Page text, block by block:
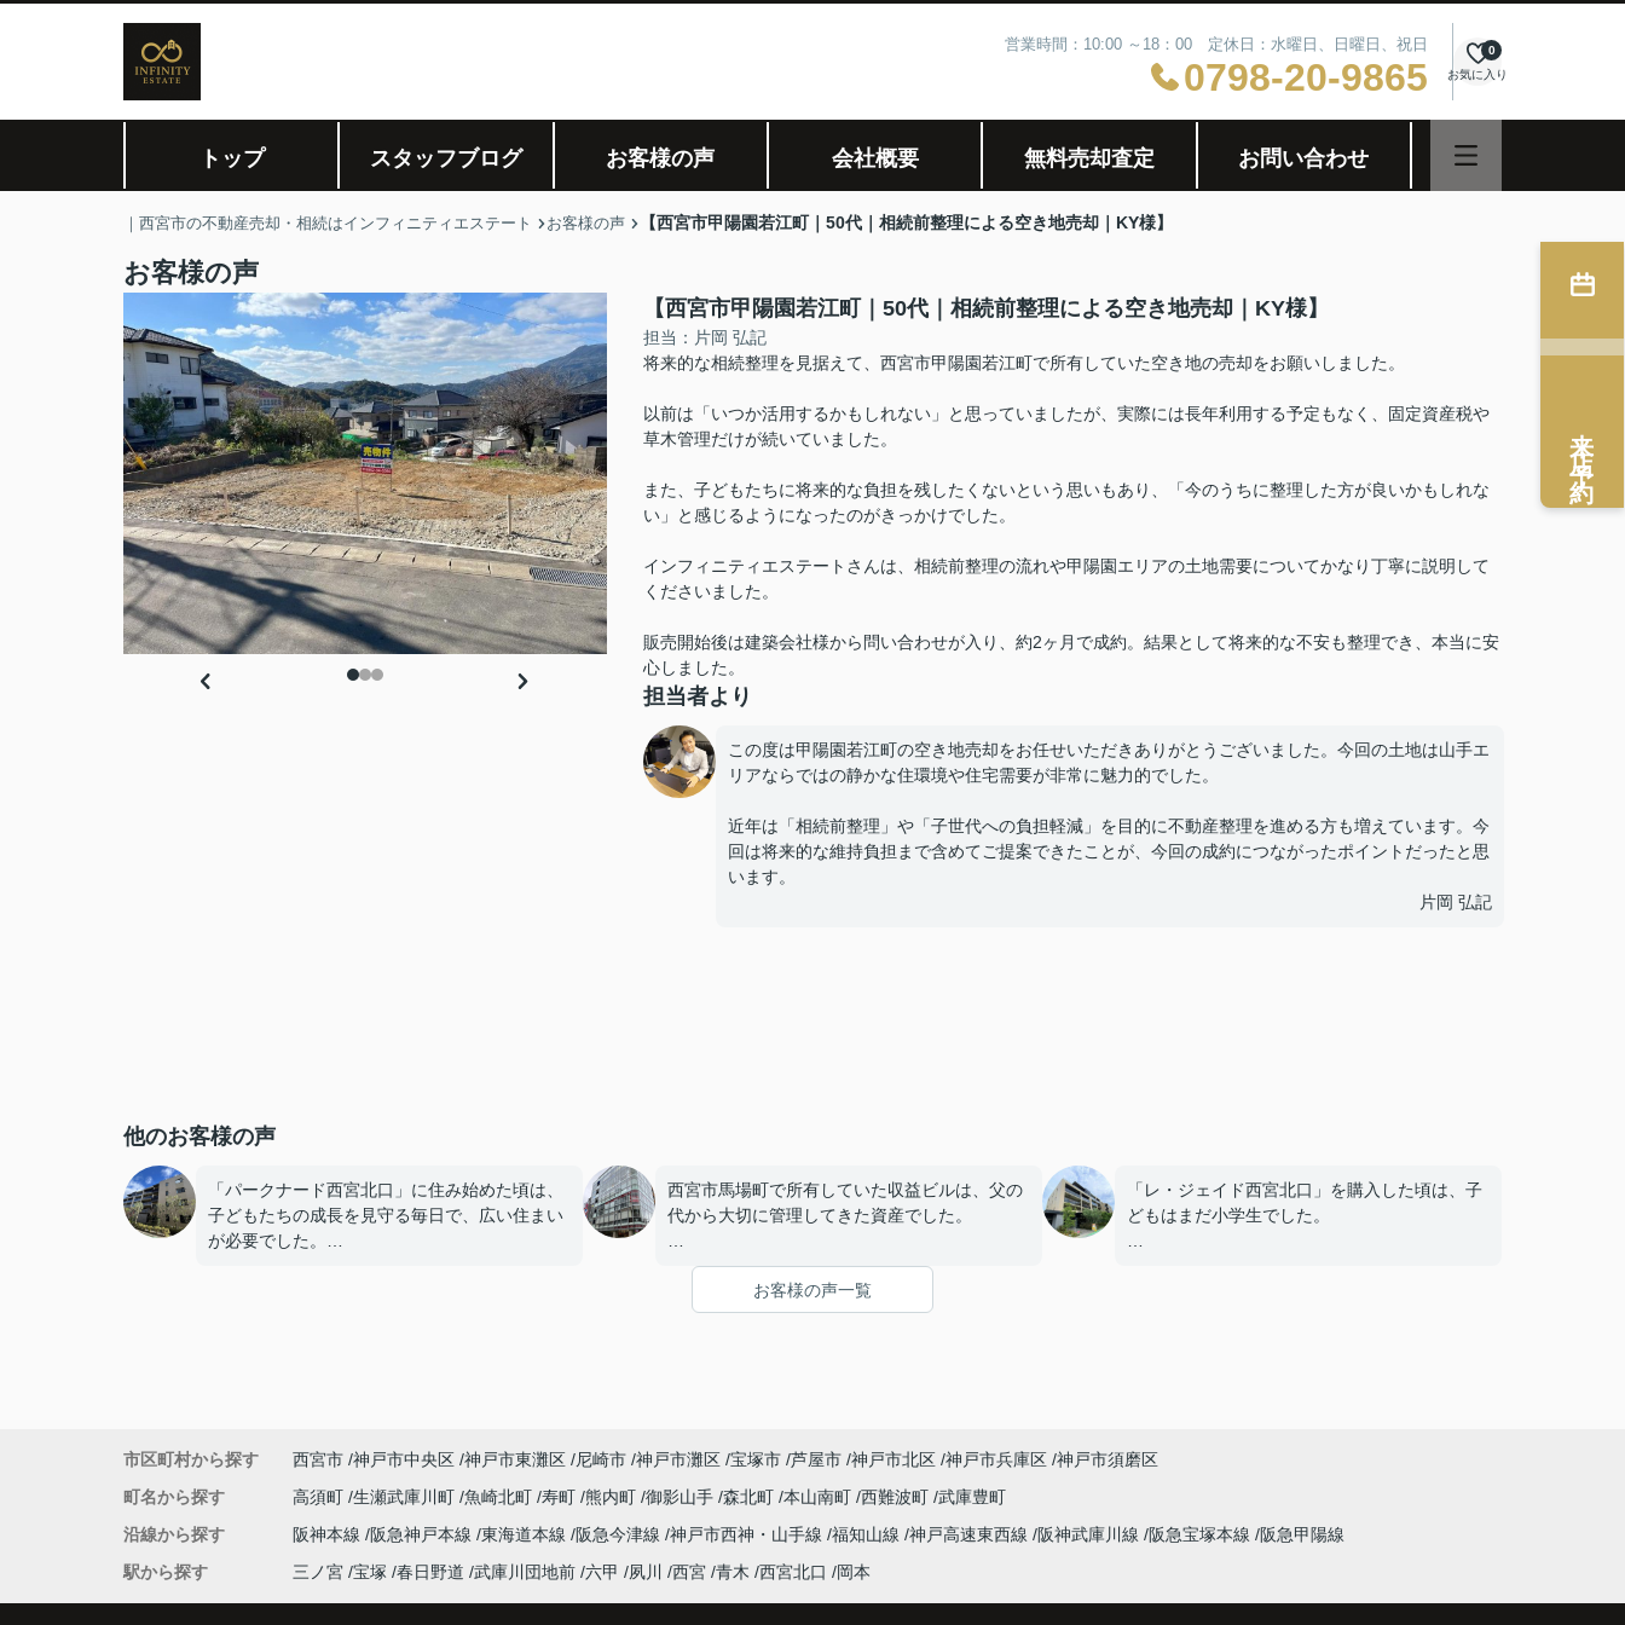
営業時間：10:00 ～18：00 定休日：水曜日、日曜日、祝日
0798-20-9865 お気に入り
0
トップ スタッフブログ お客様の声 会社概要 無料売却査定 お問い合わせ
｜西宮市の不動産売却・相続はインフィニティエステート お客様の声 【西宮市甲陽園若江町｜50代｜相続前整理による空き地売却｜KY様】
お客様の声
【西宮市甲陽園若江町｜50代｜相続前整理による空き地売却｜KY様】
担当：片岡 弘記
将来的な相続整理を見据えて、西宮市甲陽園若江町で所有していた空き地の売却をお願いしました。
以前は「いつか活用するかもしれない」と思っていましたが、実際には長年利用する予定もなく、固定資産税や
草木管理だけが続いていました。
また、子どもたちに将来的な負担を残したくないという思いもあり、「今のうちに整理した方が良いかもしれな
い」と感じるようになったのがきっかけでした。
インフィニティエステートさんは、相続前整理の流れや甲陽園エリアの土地需要についてかなり丁寧に説明して
くださいました。
販売開始後は建築会社様から問い合わせが入り、約2ヶ月で成約。結果として将来的な不安も整理でき、本当に安
心しました。
担当者より
この度は甲陽園若江町の空き地売却をお任せいただきありがとうございました。今回の土地は山手エ
リアならではの静かな住環境や住宅需要が非常に魅力的でした。
近年は「相続前整理」や「子世代への負担軽減」を目的に不動産整理を進める方も増えています。今
回は将来的な維持負担まで含めてご提案できたことが、今回の成約につながったポイントだったと思
います。
片岡 弘記
他のお客様の声
「パークナード西宮北口」に住み始めた頃は、
子どもたちの成長を見守る毎日で、広い住まい
が必要でした。
と話すことが多くなりました。
良い広さの住まいへ住み替えることを決めまし
西宮市馬場町で所有していた収益ビルは、父の
代から大切に管理してきた資産でした。
店舗や事務所の入居者様にも恵まれ、長年安定
した賃貸経営を続けてきましたが、建物の修繕
や設備更新など、管理の負担が年々大きくなっ
もしれない。」
インフィニティエステートさんへ相談すると、
「レ・ジェイド西宮北口」を購入した頃は、子
どもはまだ小学生でした。
を選びたい。」
お客様の声一覧
来店予約
市区町村から探す 西宮市 神戸市中央区 神戸市東灘区 尼崎市 神戸市灘区 宝塚市 芦屋市 神戸市北区 神戸市兵庫区 神戸市須磨区
町名から探す
高須町 生瀬武庫川町 魚崎北町 寿町 熊内町 御影山手 森北町 本山南町 西難波町 武庫豊町
沿線から探す
阪神本線 阪急神戸本線 東海道本線 阪急今津線 神戸市西神・山手線 福知山線 神戸高速東西線 阪神武庫川線 阪急宝塚本線
阪急甲陽線
駅から探す
三ノ宮 宝塚 春日野道 武庫川団地前 六甲 夙川 西宮 青木 西宮北口 岡本